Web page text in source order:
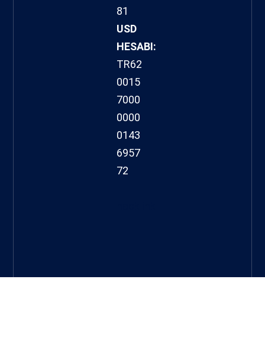
81
USD
HESABI:
TR62
0015
7000
0000
0143
6957
72